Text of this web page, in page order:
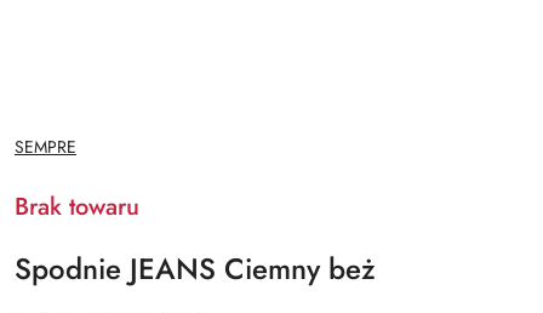
NAZWA
PRODUCENTA:
SEMPRE
Brak towaru
Spodnie JEANS Ciemny beż